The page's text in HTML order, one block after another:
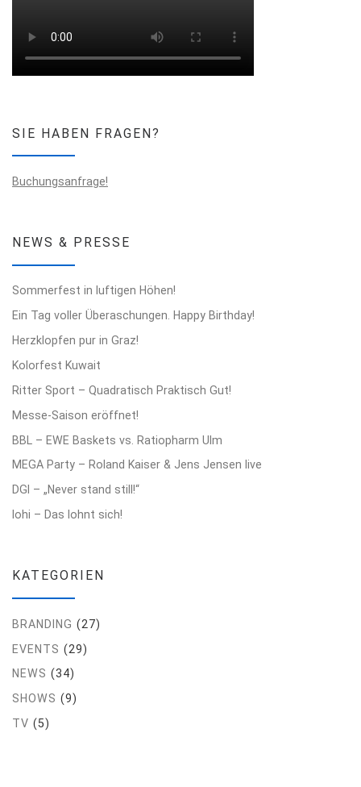
SIE HABEN FRAGEN?
Buchungsanfrage!
NEWS & PRESSE
Sommerfest in luftigen Höhen!
Ein Tag voller Überaschungen. Happy Birthday!
Herzklopfen pur in Graz!
Kolorfest Kuwait
Ritter Sport – Quadratisch Praktisch Gut!
Messe-Saison eröffnet!
BBL – EWE Baskets vs. Ratiopharm Ulm
MEGA Party – Roland Kaiser & Jens Jensen live
DGI – „Never stand still!“
lohi – Das lohnt sich!
KATEGORIEN
BRANDING (27)
EVENTS (29)
NEWS (34)
SHOWS (9)
TV (5)